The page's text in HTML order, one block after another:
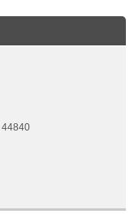
44840